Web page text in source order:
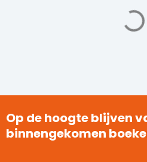
Op de hoogte blijven
binnengekomen